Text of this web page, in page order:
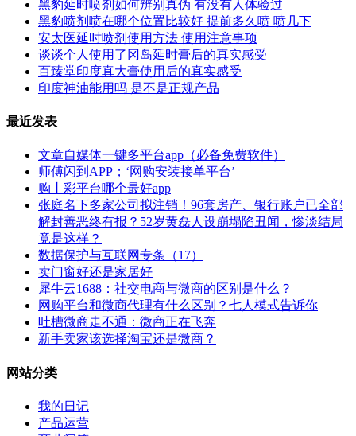
黑豹延时喷剂如何辨别真伪 有没有人体验过
黑豹喷剂喷在哪个位置比较好 提前多久喷 喷几下
安太医延时喷剂使用方法 使用注意事项
谈谈个人使用了冈岛延时膏后的真实感受
百臻堂印度真大膏使用后的真实感受
印度神油能用吗 是不是正规产品
最近发表
文章自媒体一键多平台app（必备免费软件）
师傅闪到APP；‘网购安装接单平台’
购丨彩平台哪个最好app
张庭名下多家公司拟注销！96套房产、银行账户已全部
解封善恶终有报？52岁黄磊人设崩塌陷丑闻，惨淡结局
竟是这样？
数据保护与互联网专条（17）
卖门窗好还是家居好
犀牛云1688：社交电商与微商的区别是什么？
网购平台和微商代理有什么区别？七人模式告诉你
吐槽微商走不通：微商正在飞奔
新手卖家该选择淘宝还是微商？
网站分类
我的日记
产品运营